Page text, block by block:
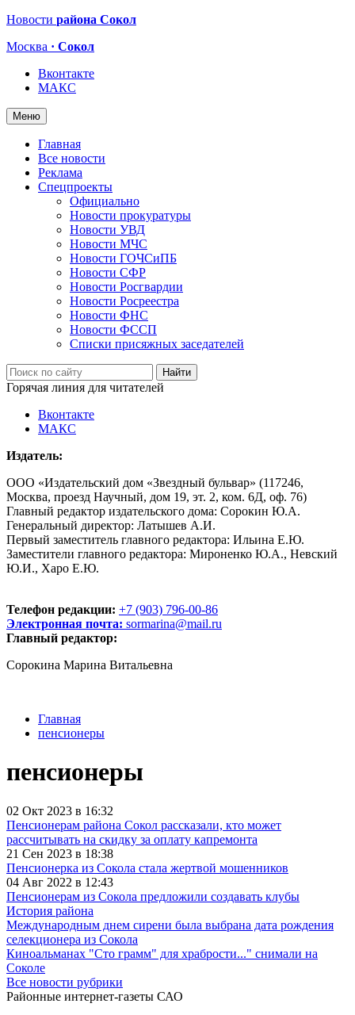
Новости района Сокол
Москва · Сокол
Вконтакте
МАКС
Меню
Главная
Все новости
Реклама
Спецпроекты
Официально
Новости прокуратуры
Новости УВД
Новости МЧС
Новости ГОЧСиПБ
Новости СФР
Новости Росгвардии
Новости Росреестра
Новости ФНС
Новости ФССП
Списки присяжных заседателей
Горячая линия для читателей
Вконтакте
МАКС
Издатель:
ООО «Издательский дом «Звездный бульвар» (117246,
Москва, проезд Научный, дом 19, эт. 2, ком. 6Д, оф. 76)
Главный редактор издательского дома: Сорокин Ю.А.
Генеральный директор: Латышев А.И.
Первый заместитель главного редактора: Ильина Е.Ю.
Заместители главного редактора: Мироненко Ю.А., Невский
Ю.И., Харо Е.Ю.
Телефон редакции: +7 (903) 796-00-86
Электронная почта: sormarina@mail.ru
Главный редактор:
Сорокина Марина Витальевна
Главная
пенсионеры
пенсионеры
02 Окт 2023 в 16:32
Пенсионерам района Сокол рассказали, кто может
рассчитывать на скидку за оплату капремонта
21 Сен 2023 в 18:38
Пенсионерка из Сокола стала жертвой мошенников
04 Авг 2022 в 12:43
Пенсионерам из Сокола предложили создавать клубы
История района
Международным днем сирени была выбрана дата рождения
селекционера из Сокола
Киноальманах "Сто грамм" для храбрости..." снимали на
Соколе
Все новости рубрики
Районные интернет-газеты САО